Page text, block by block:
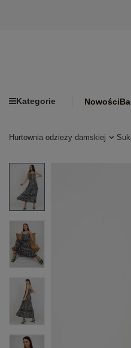
Kategorie Nowości
Hurtownia odzieży damskiej